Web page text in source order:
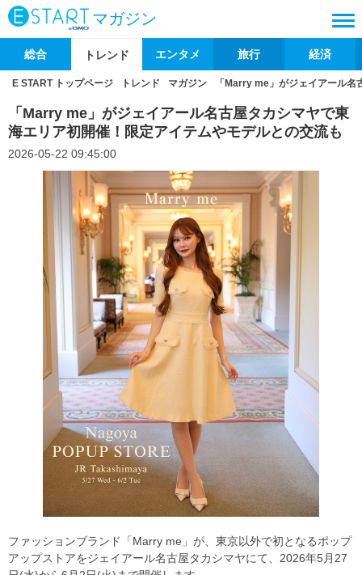
マガジン
総合 トレンド エンタメ 旅行 経済
E START トップページ トレンド マガジン 「Marry me」がジェイアール
「Marry me」がジェイアール名古屋タカシマヤで東
海エリア初開催！限定アイテムやモデルとの交流も
2026-05-22 09:45:00
ファッションブランド「Marry me」が、東京以外で初となるポップ
アップストアをジェイアール名古屋タカシマヤにて、2026年5月27